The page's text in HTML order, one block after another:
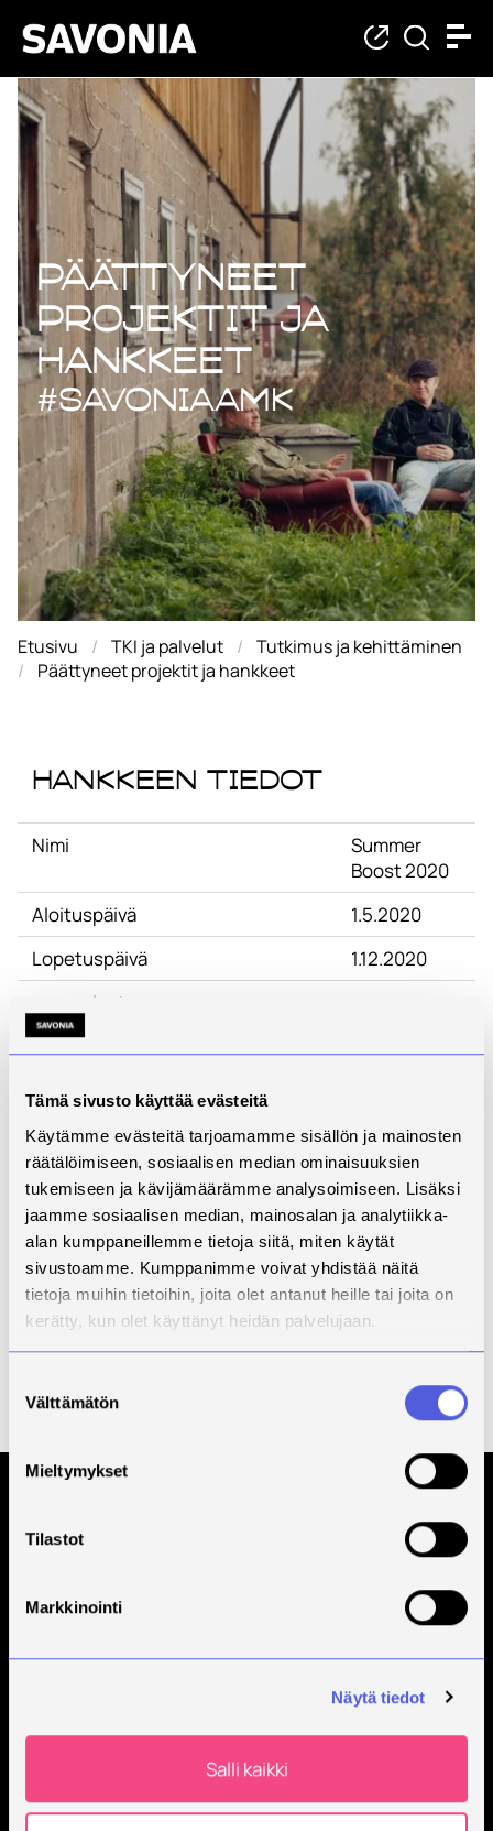
Tämä sivusto käyttää evästeitä
Käytämme evästeitä tarjoamamme sisällön ja mainosten
räätälöimiseen, sosiaalisen median ominaisuuksien
tukemiseen ja kävijämäärämme analysoimiseen. Lisäksi
jaamme sosiaalisen median, mainosalan ja analytiikka-
alan kumppaneillemme tietoja siitä, miten käytät
sivustoamme. Kumppanimme voivat yhdistää näitä
tietoja muihin tietoihin, joita olet antanut heille tai joita on
kerätty, kun olet käyttänyt heidän palvelujaan.
valinta
Välttämätön
Mieltymykset
Tilastot
Markkinointi
Näytä tiedot
Salli kaikki
Päättyneet
Päättyneet
projektit ja
hankkeet
#savoniaAMK
Etusivu TKI ja palvelut
Tutkimus ja kehittäminen
Päättyneet projektit ja hankkeet
Hankkeen tiedot
Nimi
Summer
Boost 2020
Aloituspäivä
1.5.2020
Lopetuspäivä
1.12.2020
www-sivut
Tila
Yhteyshenkilö
Kuvaus
Kehittämistarve
Toimenpiteet
Tulokset
Kumppanit
Manner-
Suomen
Savonia on kansainvälinen työelämäläheinen
korkeakoulu, joka kouluttaa, tutkii, kehittää ja
innovoi.